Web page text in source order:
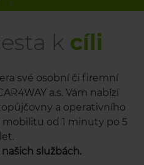
k cíli
své osobní či firemní
a.s. Vám nabízí
a operativního
od 1 minuty po 5
let.
službách.